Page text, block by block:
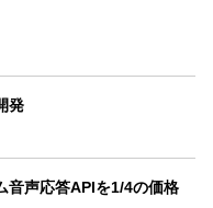
発
音声応答APIを1/4の価格